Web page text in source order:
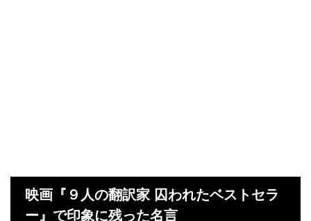
映画『９人の翻訳家 囚われたベストセラ
ー』で印象に残った名言